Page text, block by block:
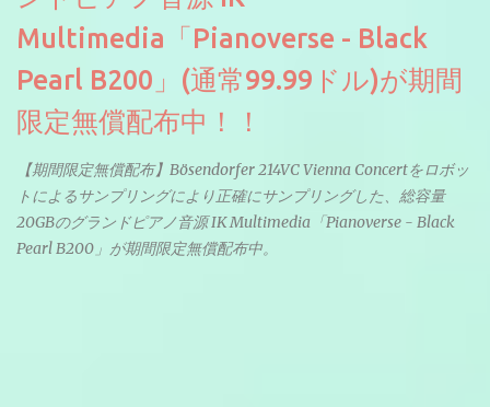
Multimedia「Pianoverse - Black
Pearl B200」(通常99.99ドル)が期間
限定無償配布中！！
【期間限定無償配布】Bösendorfer 214VC Vienna Concertをロボッ
トによるサンプリングにより正確にサンプリングした、総容量
20GBのグランドピアノ音源 IK Multimedia「Pianoverse - Black
Pearl B200」が期間限定無償配布中。